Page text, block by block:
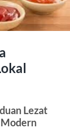
Lezat
Modern